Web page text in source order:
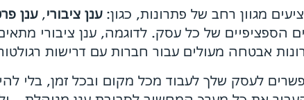
מגוון רחב של פתרונות, כגון:ענן ציבורי,ענן
הספציפיים של כל עסק. לדוגמה, ענן ציבורי
אבטחה מעולים עבור חברות עם דרישות
לעסק שלך לעבוד מכל מקום ובכל זמן, בלי